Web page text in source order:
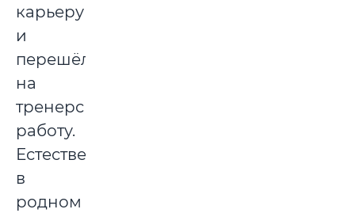
карьеру
и
перешёл
на
тренерскую
работу.
Естественно,
в
родном